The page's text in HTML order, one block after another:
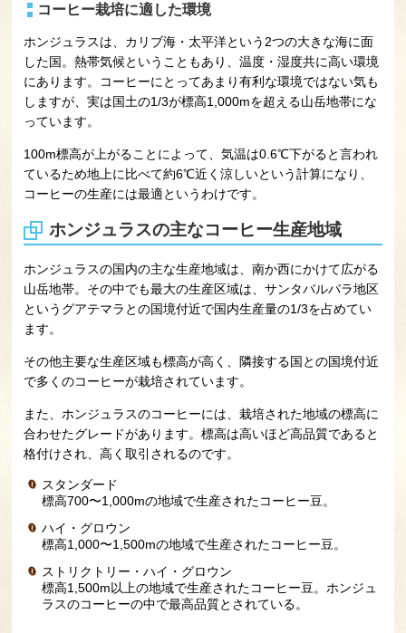
コーヒー栽培に適した環境
ホンジュラスは、カリブ海・太平洋という2つの大きな海に面
した国。熱帯気候ということもあり、温度・湿度共に高い環境
にあります。コーヒーにとってあまり有利な環境ではない気も
しますが、実は国土の1/3が標高1,000mを超える山岳地帯にな
っています。
100m標高が上がることによって、気温は0.6℃下がると言われ
ているため地上に比べて約6℃近く涼しいという計算になり、
コーヒーの生産には最適というわけです。
ホンジュラスの主なコーヒー生産地域
ホンジュラスの国内の主な生産地域は、南か西にかけて広がる
山岳地帯。その中でも最大の生産区域は、サンタバルバラ地区
というグアテマラとの国境付近で国内生産量の1/3を占めてい
ます。
その他主要な生産区域も標高が高く、隣接する国との国境付近
で多くのコーヒーが栽培されています。
また、ホンジュラスのコーヒーには、栽培された地域の標高に
合わせたグレードがあります。標高は高いほど高品質であると
格付けされ、高く取引されるのです。
スタンダード
標高700〜1,000mの地域で生産されたコーヒー豆。
ハイ・グロウン
標高1,000〜1,500mの地域で生産されたコーヒー豆。
ストリクトリー・ハイ・グロウン
標高1,500m以上の地域で生産されたコーヒー豆。ホンジュ
ラスのコーヒーの中で最高品質とされている。